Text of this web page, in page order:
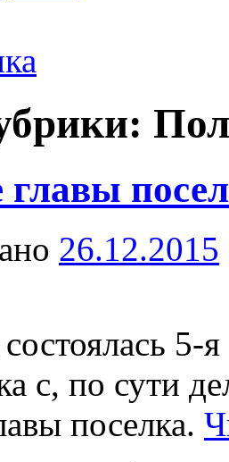
26.12.2015
5-
с, по сути
поселка.